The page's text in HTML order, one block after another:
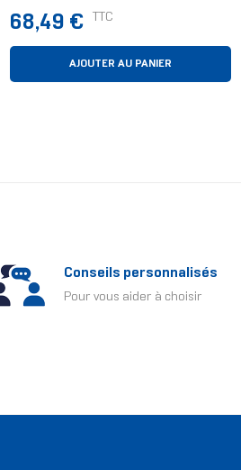
Kit Watercooling 12 Cm Blanc
1 Pièce(s)
Prix
68,49 € TTC
AJOUTER AU PANIER
Conseils personnalisés
Pour vous aider à choisir